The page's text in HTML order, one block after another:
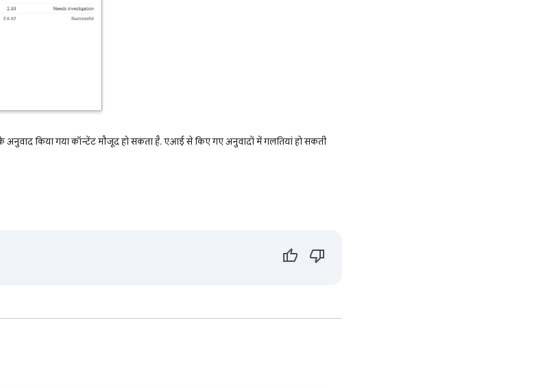
किया गया कॉन्टेंट मौजूद हो सकता है. एआई से किए गए अनुवादों में गलतियां हो सकती